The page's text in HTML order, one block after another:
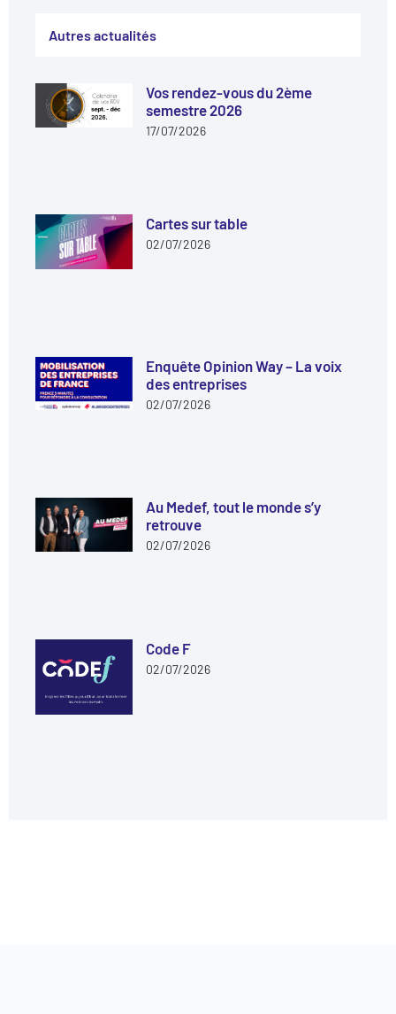
Autres actualités
Vos rendez-vous du 2ème
semestre 2026
17/07/2026
Cartes sur table
02/07/2026
Enquête Opinion Way – La voix
des entreprises
02/07/2026
Au Medef, tout le monde s’y
retrouve
02/07/2026
Code F
02/07/2026